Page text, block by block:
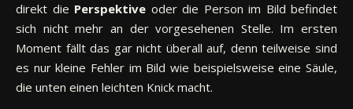
direkt die Perspektive oder die Person im Bild befindet
sich nicht mehr an der vorgesehenen Stelle. Im ersten
Moment fällt das gar nicht überall auf, denn teilweise sind
es nur kleine Fehler im Bild wie beispielsweise eine Säule,
die unten einen leichten Knick macht.